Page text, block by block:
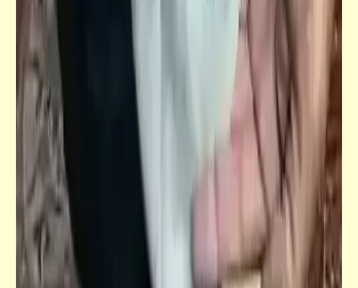
كاريكاتير
الحمد لله .. قضا أخف من قضا